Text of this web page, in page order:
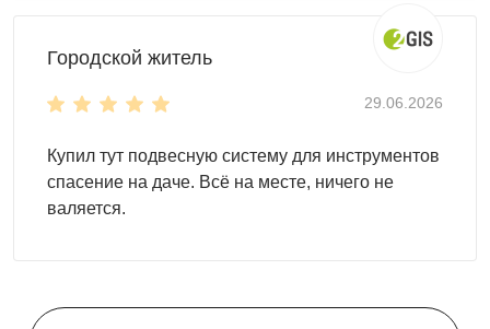
Городской житель
29.06.2026
Купил тут подвесную систему для инструментов
спасение на даче. Всё на месте, ничего не
валяется.